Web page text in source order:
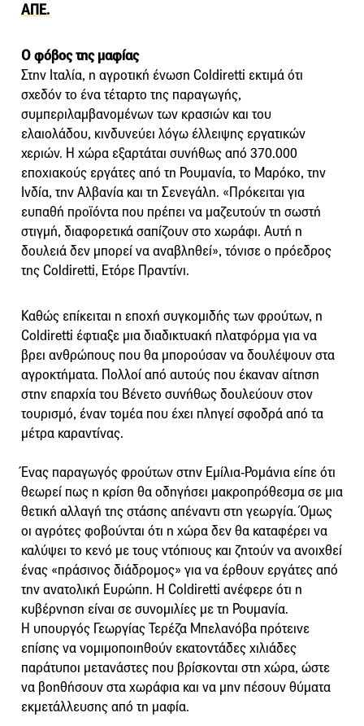
ΑΠΕ.
Ο φόβος της μαφίας
Στην Ιταλία, η αγροτική ένωση Coldiretti εκτιμά ότι
σχεδόν το ένα τέταρτο της παραγωγής,
συμπεριλαμβανομένων των κρασιών και του
ελαιολάδου, κινδυνεύει λόγω έλλειψης εργατικών
χεριών. Η χώρα εξαρτάται συνήθως από 370.000
εποχιακούς εργάτες από τη Ρουμανία, το Μαρόκο, την
Ινδία, την Αλβανία και τη Σενεγάλη. «Πρόκειται για
ευπαθή προϊόντα που πρέπει να μαζευτούν τη σωστή
στιγμή, διαφορετικά σαπίζουν στο χωράφι. Αυτή η
δουλειά δεν μπορεί να αναβληθεί», τόνισε ο πρόεδρος
της Coldiretti, Ετόρε Πραντίνι.
Καθώς επίκειται η εποχή συγκομιδής των φρούτων, η
Coldiretti έφτιαξε μια διαδικτυακή πλατφόρμα για να
βρει ανθρώπους που θα μπορούσαν να δουλέψουν στα
αγροκτήματα. Πολλοί από αυτούς που έκαναν αίτηση
στην επαρχία του Βένετο συνήθως δουλεύουν στον
τουρισμό, έναν τομέα που έχει πληγεί σφοδρά από τα
μέτρα καραντίνας.
Ένας παραγωγός φρούτων στην Εμίλια-Ρομάνια είπε ότι
θεωρεί πως η κρίση θα οδηγήσει μακροπρόθεσμα σε μια
θετική αλλαγή της στάσης απέναντι στη γεωργία. Όμως
οι αγρότες φοβούνται ότι η χώρα δεν θα καταφέρει να
καλύψει το κενό με τους ντόπιους και ζητούν να ανοιχθεί
ένας «πράσινος διάδρομος» για να έρθουν εργάτες από
την ανατολική Ευρώπη. Η Coldiretti ανέφερε ότι η
κυβέρνηση είναι σε συνομιλίες με τη Ρουμανία.
Η υπουργός Γεωργίας Τερέζα Μπελανόβα πρότεινε
επίσης να νομιμοποιηθούν εκατοντάδες χιλιάδες
παράτυποι μετανάστες που βρίσκονται στη χώρα, ώστε
να βοηθήσουν στα χωράφια και να μην πέσουν θύματα
εκμετάλλευσης από τη μαφία.